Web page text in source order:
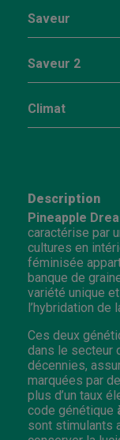
Saveur
Saveur 2
Climat
Description
Pineapple
caractérise par
cultures en
féminisée
banque de
variété unique
l’hybridation de
Ces deux
dans le secteur
décennies,
marquées par
plus d’un taux
code génétique
sont stimulants